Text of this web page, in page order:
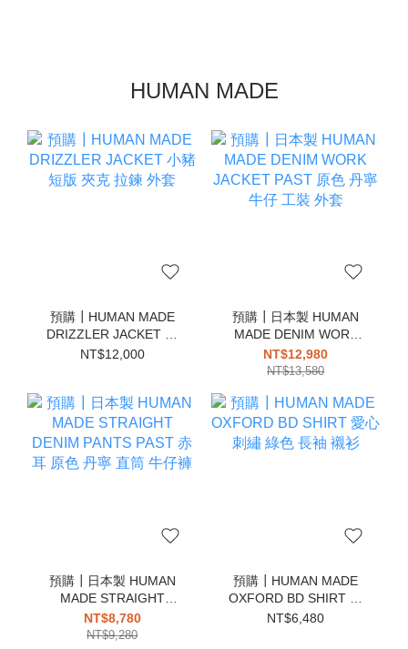
HUMAN MADE
預購┃HUMAN MADE
DRIZZLER JACKET 小
豬 短版 夾克 拉鍊 外套
NT$12,000
預購┃日本製 HUMAN
MADE DENIM WORK
JACKET PAST 原色 丹寧
牛仔 工裝 外套
NT$12,980
NT$13,580
預購┃日本製 HUMAN
MADE STRAIGHT
DENIM PANTS PAST 赤
耳 原色 丹寧 直筒 牛仔褲
NT$8,780
NT$9,280
預購┃HUMAN MADE
OXFORD BD SHIRT 愛
心 刺繡 綠色 長袖 襯衫
NT$6,480